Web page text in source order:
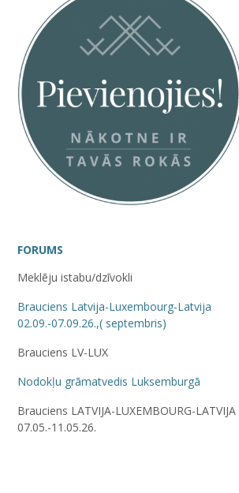
FORUMS
Meklēju istabu/dzīvokli
Brauciens Latvija-Luxembourg-Latvija
02.09.-07.09.26.,( septembris)
Brauciens LV-LUX
Nodokļu grāmatvedis Luksemburgā
Brauciens LATVIJA-LUXEMBOURG-LATVIJA
07.05.-11.05.26.